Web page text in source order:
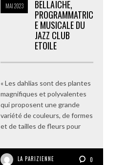
MAI2023
BELLAÏCHE,
PROGRAMMATRIC
E MUSICALE DU
JAZZ CLUB
ETOILE
« Les dahlias sont des plantes
magnifiques et polyvalentes
qui proposent une grande
variété de couleurs, de formes
et de tailles de fleurs pour
LA PARIZIENNE 0